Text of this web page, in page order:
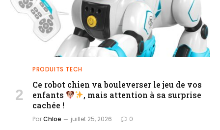
PRODUITS TECH
Ce robot chien va bouleverser le jeu de vos
enfants
, mais attention à sa surprise
cachée !
ParChloe juillet 25, 2026 0